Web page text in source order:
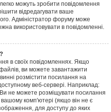
можуть зробити повідомлення
відредагувати ваше
Адміністратор форуму може
використовувати в повідомленні.
в своїх повідомленнях. Якщо
ви можете завантажити
розмістити посилання на
веб-сервері. Наприклад:
не можете розміщувати посилання
комп'ютері (якщо він не є
для доступу до яких